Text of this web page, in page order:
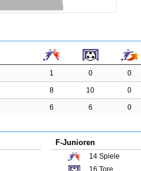
1 0 0
8 10 0
6 6 0
F-Junioren
14 Spiele
16 Tore